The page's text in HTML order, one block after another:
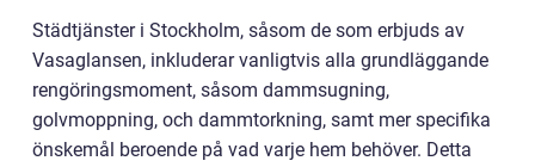
Städtjänster i Stockholm, såsom de som erbjuds av
Vasaglansen, inkluderar vanligtvis alla grundläggande
rengöringsmoment, såsom dammsugning,
golvmoppning, och dammtorkning, samt mer specifika
önskemål beroende på vad varje hem behöver. Detta